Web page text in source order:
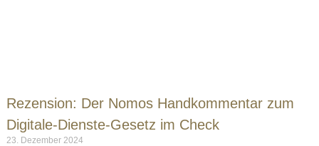
Rezension: Der Nomos Handkommentar zum
Digitale-Dienste-Gesetz im Check
23. Dezember 2024